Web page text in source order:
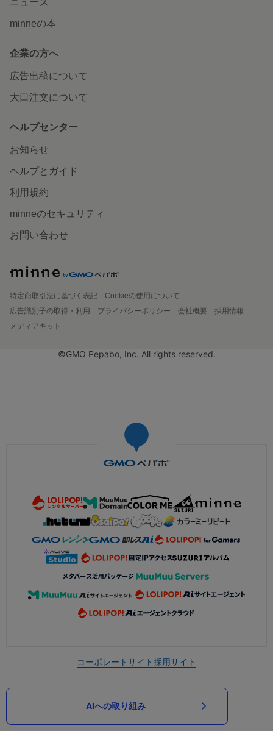
minneの本
企業の方へ
広告出稿について
大口注文について
ヘルプセンター
お知らせ
ヘルプとガイド
利用規約
minneのセキュリティ
お問い合わせ
特定商取引法に基づく表記
Cookieの使用について
広告識別子の取得・利用
プライバシーポリシー 会社概要
採用情報
メディアキット
©GMO Pepabo, Inc. All rights reserved.
コーポレートサイト採用サイト
AIへの取り組み